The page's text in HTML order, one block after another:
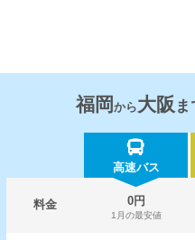
福岡 から大阪
高速バス
料金 0円
1月の最安値